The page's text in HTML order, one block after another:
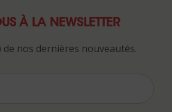
À LA NEWSLETTER
de nos dernières nouveautés.